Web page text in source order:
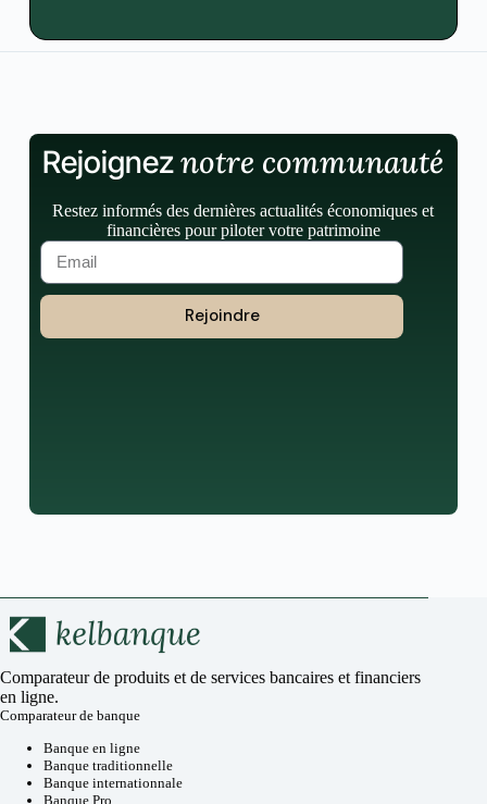
Rejoigneznotre communauté
Restez informés des dernières actualités économiques et
financières pour piloter votre patrimoine
Rejoindre
Comparateur de produits et de services bancaires et financiers
en ligne.
Comparateur de banque
Banque en ligne
Banque traditionnelle
Banque internationnale
Banque Pro